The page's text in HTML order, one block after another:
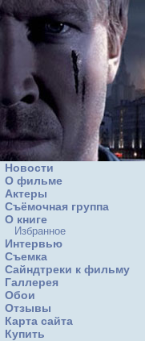
Новости
О фильме
Актеры
Съёмочная группа
О книге
Избранное
Интервью
Cъемка
Сайндтреки к фильму
Галлерея
Обои
Отзывы
Карта сайта
Купить